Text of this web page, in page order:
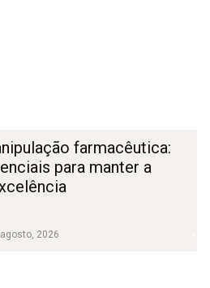
2026
farmacêutica:
para manter a